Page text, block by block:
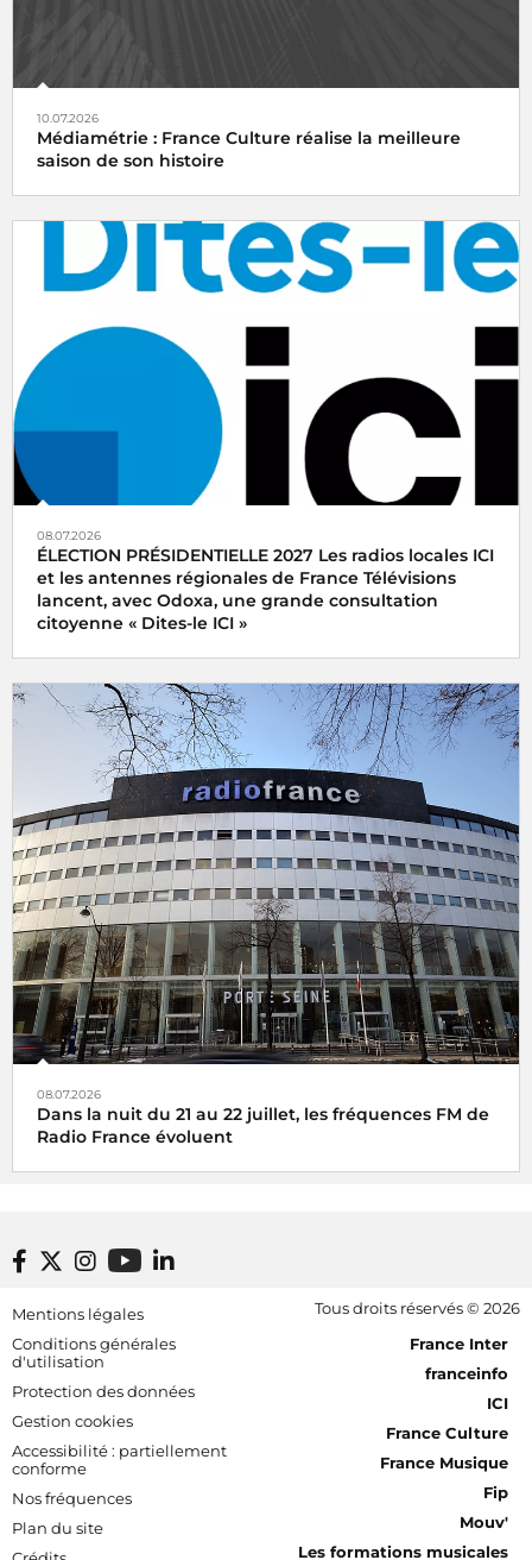
10.07.2026
Médiamétrie : France Culture réalise la meilleure
saison de son histoire
08.07.2026
ÉLECTION PRÉSIDENTIELLE 2027 Les radios locales ICI
et les antennes régionales de France Télévisions
lancent, avec Odoxa, une grande consultation
citoyenne « Dites-le ICI »
08.07.2026
Dans la nuit du 21 au 22 juillet, les fréquences FM de
Radio France évoluent
Footer bottom
Mentions légales
Conditions générales
d'utilisation
Protection des données
Gestion cookies
Accessibilité : partiellement
conforme
Nos fréquences
Plan du site
Tous droits réservés © 2026
[RDF] Pied de page - Mobile
France Inter
franceinfo
ICI
France Culture
France Musique
Fip
Mouv'
Les formations musicales